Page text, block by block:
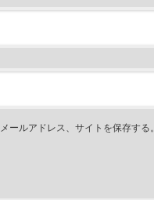
ールアドレス、サイトを保存する。